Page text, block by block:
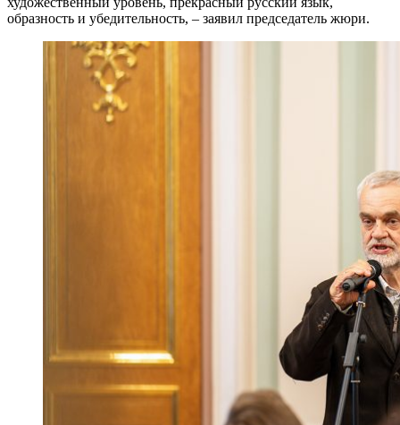
образность и убедительность, – заявил председатель жюри.